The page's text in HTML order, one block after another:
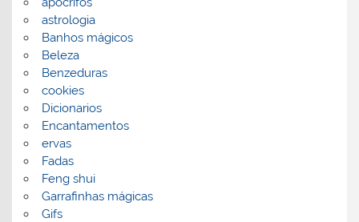
astrologia
Banhos mágicos
Beleza
Benzeduras
cookies
Dicionarios
Encantamentos
ervas
Fadas
Feng shui
Garrafinhas mágicas
Gifs